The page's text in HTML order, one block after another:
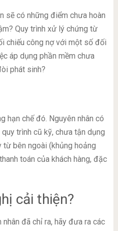
sẽ có những điểm chưa hoàn
Quy trình xử lý chứng từ
chiếu công nợ với một số đối
áp dụng phần mềm chưa
phát sinh?
hạn chế đó. Nguyên nhân có
trình cũ kỹ, chưa tận dụng
từ bên ngoài (khủng hoảng
toán của khách hàng, đặc
cải thiện?
đã chỉ ra, hãy đưa ra các